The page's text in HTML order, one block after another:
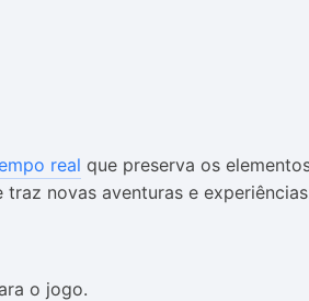
real que preserva os
traz novas aventuras e
o jogo.